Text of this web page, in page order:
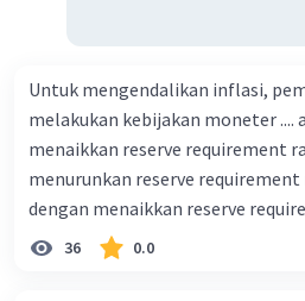
Untuk mengendalikan inflasi,
melakukan kebijakan moneter ....
menaikkan reserve requirement
menurunkan reserve
dengan menaikkan reserve
dengan menurunkan reserve
Ekspansif dengan menaikkan tingkat
36 0.0